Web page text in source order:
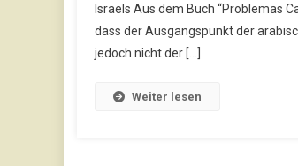
Israels Aus dem Buch “Problemas
dass der Ausgangspunkt der
jedoch nicht der […]
Weiter lesen